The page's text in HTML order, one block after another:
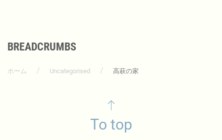
BREADCRUMBS
ホーム Uncategorised 高萩の家
To top